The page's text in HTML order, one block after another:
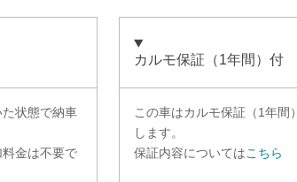
状態で納車
金は不要で
カルモ保証（1年間）付
この車はカルモ保証（1年間）
します。
保証内容についてはこちら